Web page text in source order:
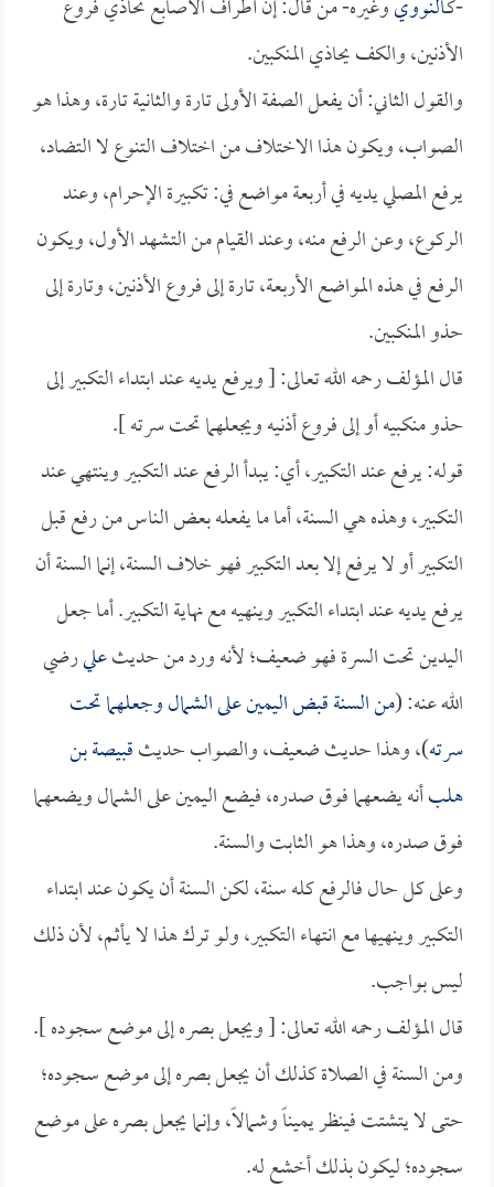
-كـالنوويوغيره- من قال: إن أطراف الأصابع تحاذي فروع
الأذنين، والكف يحاذي المنكبين.
والقول الثاني: أن يفعل الصفة الأولى تارة والثانية تارة، وهذا هو
الصواب، ويكون هذا الاختلاف من اختلاف التنوع لا التضاد،
يرفع المصلي يديه في أربعة مواضع في: تكبيرة الإحرام، وعند
الركوع، وعن الرفع منه، وعند القيام من التشهد الأول، ويكون
الرفع في هذه المواضع الأربعة، تارة إلى فروع الأذنين، وتارة إلى
حذو المنكبين.
قال المؤلف رحمه الله تعالى: [ ويرفع يديه عند ابتداء التكبير إلى
حذو منكبيه أو إلى فروع أذنيه ويجعلهما تحت سرته ].
قوله: يرفع عند التكبير، أي: يبدأ الرفع عند التكبير وينتهي عند
التكبير، وهذه هي السنة، أما ما يفعله بعض الناس من رفع قبل
التكبير أو لا يرفع إلا بعد التكبير فهو خلاف السنة، إنما السنة أن
يرفع يديه عند ابتداء التكبير وينهيه مع نهاية التكبير. أما جعل
اليدين تحت السرة فهو ضعيف؛ لأنه ورد من حديثعليرضي
الله عنه: (من السنة قبض اليمين على الشمال وجعلهما تحت
سرته)، وهذا حديث ضعيف، والصواب حديثقبيصة بن
هلبأنه يضعهما فوق صدره، فيضع اليمين على الشمال ويضعهما
فوق صدره، وهذا هو الثابت والسنة.
وعلى كل حال فالرفع كله سنة، لكن السنة أن يكون عند ابتداء
التكبير وينهيها مع انتهاء التكبير، ولو ترك هذا لا يأثم، لأن ذلك
ليس بواجب.
قال المؤلف رحمه الله تعالى: [ ويجعل بصره إلى موضع سجوده ].
ومن السنة في الصلاة كذلك أن يجعل بصره إلى موضع سجوده؛
حتى لا يتشتت فينظر يميناً وشمالاً، وإنما يجعل بصره على موضع
سجوده؛ ليكون بذلك أخشع له.